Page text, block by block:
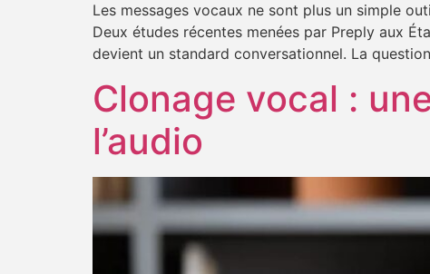
Les messages vocaux ne sont plus un simple
Deux études récentes menées par Preply aux
devient un standard conversationnel. La
Clonage vocal :
l’audio